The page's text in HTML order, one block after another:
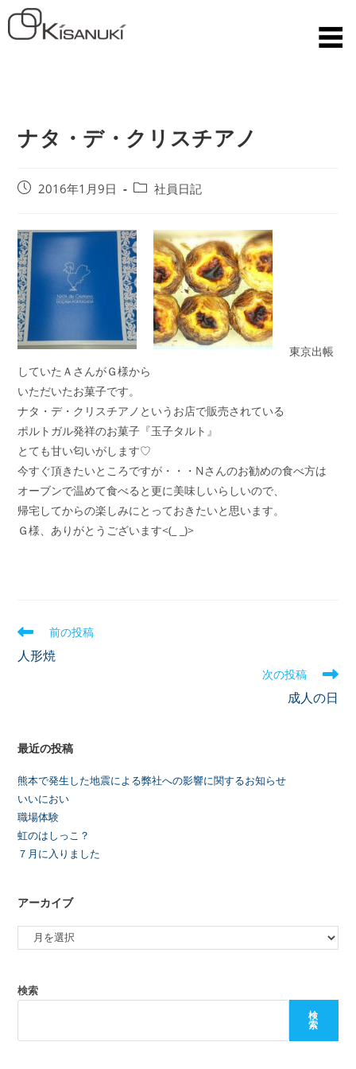
ナタ・デ・クリスチアノ
2016年1月9日 社員日記
東京出帳
していたＡさんがＧ様から
いただいたお菓子です。
ナタ・デ・クリスチアノというお店で販売されている
ポルトガル発祥のお菓子『玉子タルト』
とても甘い匂いがします♡
今すぐ頂きたいところですが・・・Nさんのお勧めの食べ方は
オーブンで温めて食べると更に美味しいらしいので、
帰宅してからの楽しみにとっておきたいと思います。
Ｇ様、ありがとうございます<(_ _)>
前の投稿
人形焼
次の投稿
成人の日
最近の投稿
熊本で発生した地震による弊社への影響に関するお知らせ
いいにおい
職場体験
虹のはしっこ？
７月に入りました
アーカイブ
検索
検
索